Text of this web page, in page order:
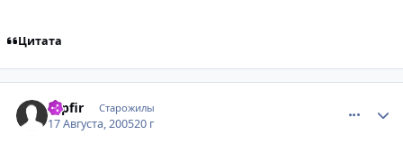
Цитата
sapfir Старожилы
17 Августа, 200520 г